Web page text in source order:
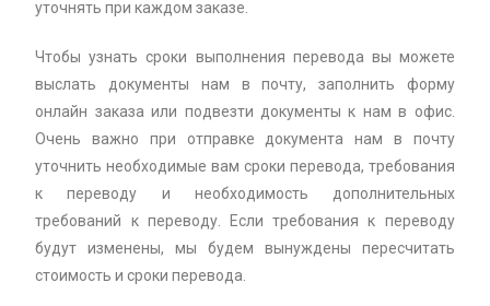
уточнять при каждом заказе.
Чтобы узнать сроки выполнения перевода вы можете
выслать документы нам в почту, заполнить форму
онлайн заказа или подвезти документы к нам в офис.
Очень важно при отправке документа нам в почту
уточнить необходимые вам сроки перевода, требования
к переводу и необходимость дополнительных
требований к переводу. Если требования к переводу
будут изменены, мы будем вынуждены пересчитать
стоимость и сроки перевода.